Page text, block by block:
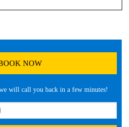
NOW
will call you back in a few minutes!